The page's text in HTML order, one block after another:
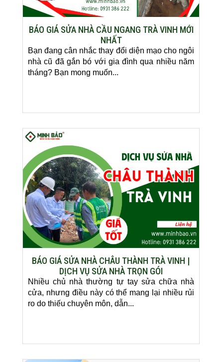
BÁO GIÁ SỬA NHÀ CẦU NGANG TRÀ VINH MỚI
NHẤT
Bạn đang cân nhắc thay đổi diện mạo cho ngôi
nhà cũ đã gắn bó với gia đình qua nhiều năm
tháng? Bạn mong muốn...
BÁO GIÁ SỬA NHÀ CHÂU THÀNH TRÀ VINH |
DỊCH VỤ SỬA NHÀ TRỌN GÓI
Nhiều chủ nhà thường tự tay sửa chữa nhà
cửa, nhưng điều này có thể mang lại nhiều rủi
ro do thiếu chuyên môn, dẫn...